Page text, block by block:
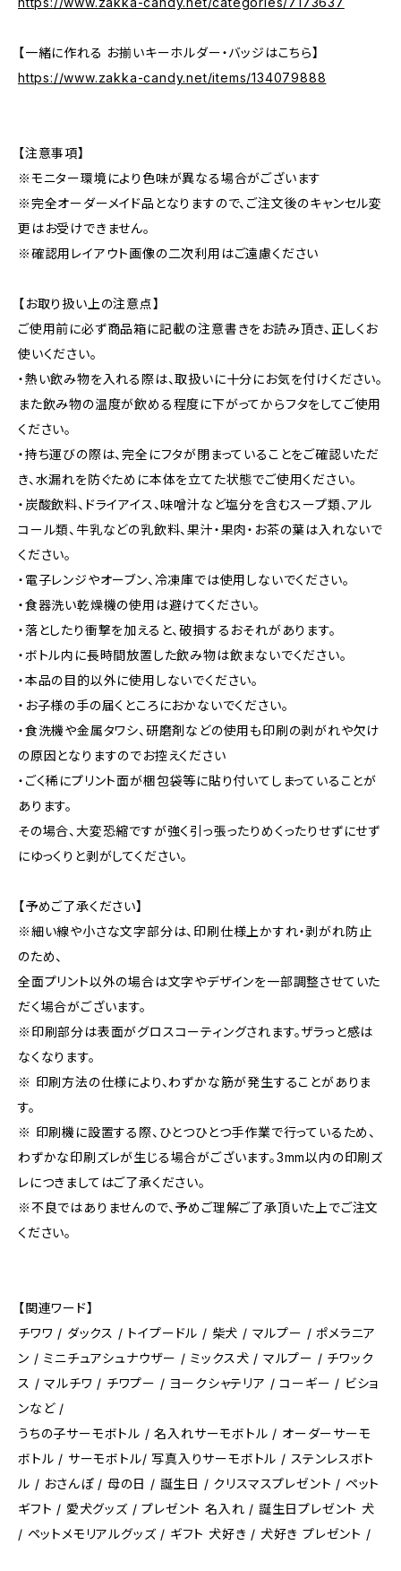
【一緒に作れる お揃いキーホルダー・バッジはこちら】
https://www.zakka-candy.net/items/134079888
【注意事項】
※モニター環境により色味が異なる場合がございます
※完全オーダーメイド品となりますので、ご注文後のキャンセル変
更はお受けできません。
※確認用レイアウト画像の二次利用はご遠慮ください
【お取り扱い上の注意点】
ご使用前に必ず商品箱に記載の注意書きをお読み頂き、正しくお
使いください。
・熱い飲み物を入れる際は、取扱いに十分にお気を付けください。
また飲み物の温度が飲める程度に下がってからフタをしてご使用
ください。
・持ち運びの際は、完全にフタが閉まっていることをご確認いただ
き、水漏れを防ぐために本体を立てた状態でご使用ください。
・炭酸飲料、ドライアイス、味噌汁など塩分を含むスープ類、アル
コール類、牛乳などの乳飲料、果汁・果肉・お茶の葉は入れないで
ください。
・電子レンジやオーブン、冷凍庫では使用しないでください。
・食器洗い乾燥機の使用は避けてください。
・落としたり衝撃を加えると、破損するおそれがあります。
・ボトル内に長時間放置した飲み物は飲まないでください。
・本品の目的以外に使用しないでください。
・お子様の手の届くところにおかないでください。
・食洗機や金属タワシ、研磨剤などの使用も印刷の剥がれや欠け
の原因となりますのでお控えください
・ごく稀にプリント面が梱包袋等に貼り付いてしまっていることが
あります。
その場合、大変恐縮ですが強く引っ張ったりめくったりせずにせず
にゆっくりと剥がしてください。
【予めご了承ください】
※細い線や小さな文字部分は、印刷仕様上かすれ・剥がれ防止
のため、
全面プリント以外の場合は文字やデザインを一部調整させていた
だく場合がございます。
※印刷部分は表面がグロスコーティングされます。ザラっと感は
なくなります。
※ 印刷方法の仕様により、わずかな筋が発生することがありま
す。
※ 印刷機に設置する際、ひとつひとつ手作業で行っているため、
わずかな印刷ズレが生じる場合がございます。3mm以内の印刷ズ
レにつきましてはご了承ください。
※不良ではありませんので、予めご理解ご了承頂いた上でご注文
ください。
【関連ワード】
チワワ / ダックス / トイプードル / 柴犬 / マルプー / ポメラニア
ン / ミニチュアシュナウザー / ミックス犬 / マルプー / チワック
ス / マルチワ / チワプー / ヨークシャテリア / コーギー / ビショ
ンなど /
うちの子サーモボトル / 名入れサーモボトル / オーダーサーモ
ボトル / サーモボトル/ 写真入りサーモボトル / ステンレスボト
ル / おさんぽ / 母の日 / 誕生日 / クリスマスプレゼント / ペット
ギフト / 愛犬グッズ / プレゼント 名入れ / 誕生日プレゼント 犬
/ ペットメモリアルグッズ / ギフト 犬好き / 犬好き プレゼント /